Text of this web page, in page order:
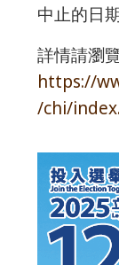
中止的日
詳情請瀏
https://
/chi/